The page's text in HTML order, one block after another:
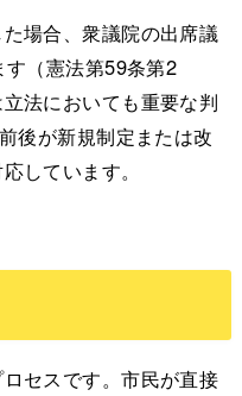
場合、衆議院の出席議
す（憲法第59条第2
法においても重要な判
後が新規制定または改
しています。
セスです。市民が直接